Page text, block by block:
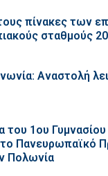
πίνακες των
σταθμούς
Αναστολή
του 1ου
Πανευρωπαϊκό
Πολωνία